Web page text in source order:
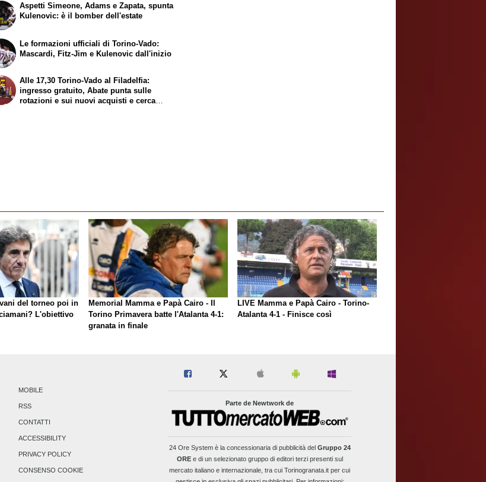
Aspetti Simeone, Adams e Zapata, spunta
Kulenovic: è il bomber dell'estate
Le formazioni ufficiali di Torino-Vado:
Mascardi, Fitz-Jim e Kulenovic dall'inizio
Alle 17,30 Torino-Vado al Filadelfia:
ingresso gratuito, Abate punta sulle
rotazioni e sui nuovi acquisti e cerca
del torneo poi in
L'obiettivo
Memorial Mamma e Papà Cairo - Il
Torino Primavera batte l'Atalanta 4-1:
granata in finale
LIVE Mamma e Papà Cairo - Torino-
Atalanta 4-1 - Finisce così
MOBILE
RSS
CONTATTI
ACCESSIBILITY
PRIVACY POLICY
CONSENSO COOKIE
Parte de Newtwork de
24 Ore Systemè la concessionaria di pubblicità del Gruppo 24
OREe di un selezionato gruppo di editori terzi presenti sul
mercato italiano e internazionale, tra cui Torinogranata.it per cui